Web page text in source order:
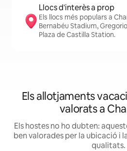
Llocs d'interès a prop
Els llocs més populars a
Bernabéu Stadium,
Plaza de Castilla Station.
Els allotjaments
valorats a
Els hostes no ho dubten:
ben valorades per la ubicació i
qualitats.